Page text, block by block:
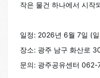
작은 물건 하나에서 시작
일정: 2026년 6월 7일 (
장소: 광주 남구 화산로
문의: 광주공유센터